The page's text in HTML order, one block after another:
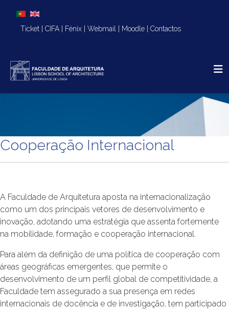
Escolha o seu idioma
Ticket CIFA Fénix Webmail Moodle Contactos
Cooperação Internacional
A Faculdade de Arquitetura aposta na internacionalização
como um dos principais vetores de desenvolvimento e
inovação, adotando uma estratégia que assenta fortemente
na mobilidade, formação e cooperação internacional.
Para além da definição de uma política de cooperação com
áreas geográficas emergentes, que permite o
desenvolvimento de um perfil global de competitividade, a
Faculdade tem assegurado a sua presença em redes
internacionais de docência e de investigação, tem participado